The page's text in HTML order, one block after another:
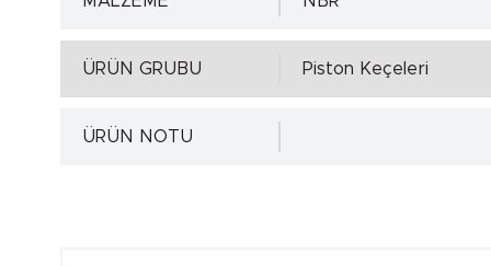
ÜRÜN GRUBU Piston Keçeleri
ÜRÜN NOTU